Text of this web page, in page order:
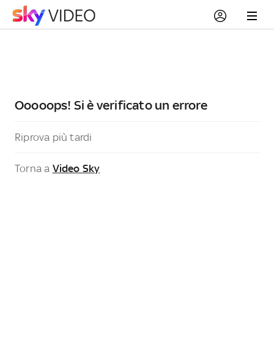
Ooooops! Si è verificato un errore
Riprova più tardi
Torna a Video Sky